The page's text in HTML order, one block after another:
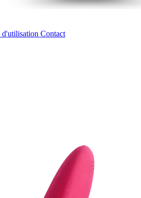
d'utilisation Contact